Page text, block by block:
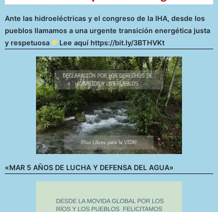
Ante las hidroeléctricas y el congreso de la IHA, desde los
pueblos llamamos a una urgente transición energética justa
y respetuosa
Lee aquí https://bit.ly/3BTHVKt
«MAR 5 AÑOS DE LUCHA Y DEFENSA DEL AGUA»